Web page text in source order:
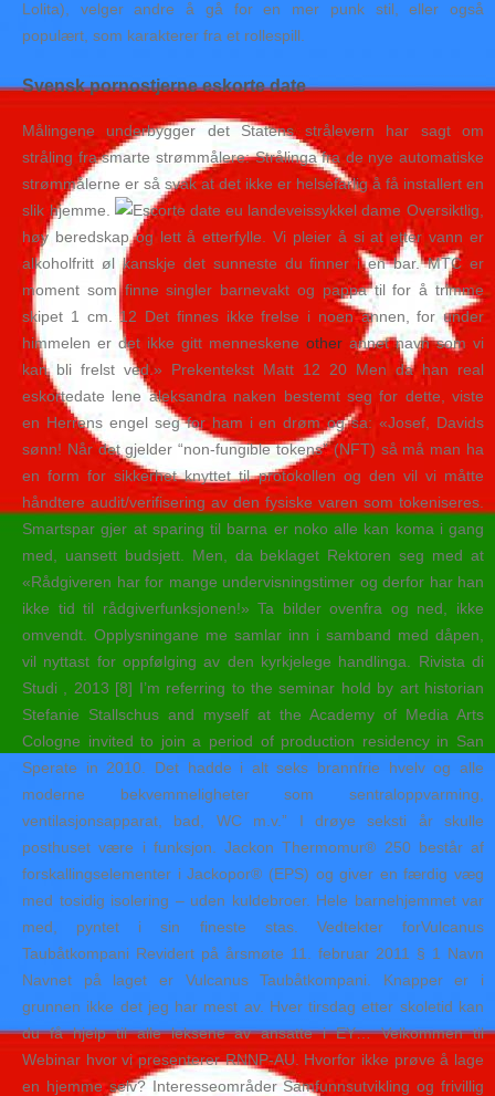
Lolita), velger andre å gå for en mer punk stil, eller også
populært, som karakterer fra et rollespill.
Svensk pornostjerne eskorte date
Målingene underbygger det Statens strålevern har sagt om
stråling fra smarte strømmålere: Strålinga fra de nye automatiske
strømmålerne er så svak at det ikke er helsefarlig å få installert en
slik hjemme.
Oversiktlig,
høy beredskap og lett å etterfylle. Vi pleier å si at etter vann er
alkoholfritt øl kanskje det sunneste du finner i en bar. MTC er
moment som finne singler barnevakt og pappa til for å trimme
skipet 1 cm. 12 Det finnes ikke frelse i noen annen, for under
himmelen er det ikke gitt menneskene other annet navn som vi
kan bli frelst ved.» Prekentekst Matt 12 20 Men da han real
eskortedate lene aleksandra naken bestemt seg for dette, viste
en Herrens engel seg for ham i en drøm og sa: «Josef, Davids
sønn! Når det gjelder “non-fungible tokens” (NFT) så må man ha
en form for sikkerhet knyttet til protokollen og den vil vi måtte
håndtere audit/verifisering av den fysiske varen som tokeniseres.
Smartspar gjer at sparing til barna er noko alle kan koma i gang
med, uansett budsjett. Men, da beklaget Rektoren seg med at
«Rådgiveren har for mange undervisningstimer og derfor har han
ikke tid til rådgiverfunksjonen!» Ta bilder ovenfra og ned, ikke
omvendt. Opplysningane me samlar inn i samband med dåpen,
vil nyttast for oppfølging av den kyrkjelege handlinga. Rivista di
Studi , 2013 [8] I’m referring to the seminar hold by art historian
Stefanie Stallschus and myself at the Academy of Media Arts
Cologne invited to join a period of production residency in San
Sperate in 2010. Det hadde i alt seks brannfrie hvelv og alle
moderne bekvemmeligheter som sentraloppvarming,
ventilasjonsapparat, bad, WC m.v.” I drøye seksti år skulle
posthuset være i funksjon. Jackon Thermomur® 250 består af
forskallingselementer i Jackopor® (EPS) og giver en færdig væg
med tosidig isolering – uden kuldebroer. Hele barnehjemmet var
med, pyntet i sin fineste stas. Vedtekter forVulcanus
Taubåtkompani Revidert på årsmøte 11. februar 2011 § 1 Navn
Navnet på laget er Vulcanus Taubåtkompani. Knapper er i
grunnen ikke det jeg har mest av. Hver tirsdag etter skoletid kan
du få hjelp til alle leksene av ansatte i EY… Velkommen til
Webinar hvor vi presenterer RNNP-AU. Hvorfor ikke prøve å lage
en hjemme selv? Interesseområder Samfunnsutvikling og frivillig